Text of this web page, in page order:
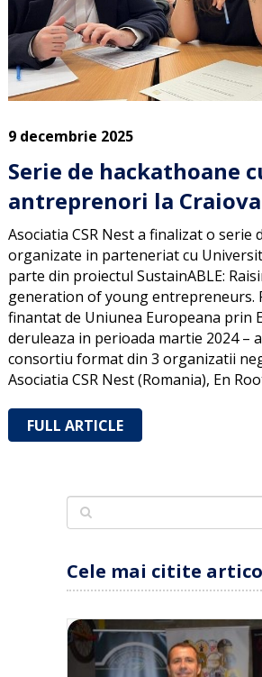
9 decembrie 2025
Serie de hackathoane
antreprenori la Craiova
Asociatia CSR Nest a finalizat o serie
organizate in parteneriat cu
parte din proiectul SustainABLE:
generation of young entrepreneurs.
finantat de Uniunea Europeana prin
deruleaza in perioada martie 2024 –
consortiu format din 3 organizatii
Asociatia CSR Nest (Romania), En
FULL ARTICLE
Cele mai citite